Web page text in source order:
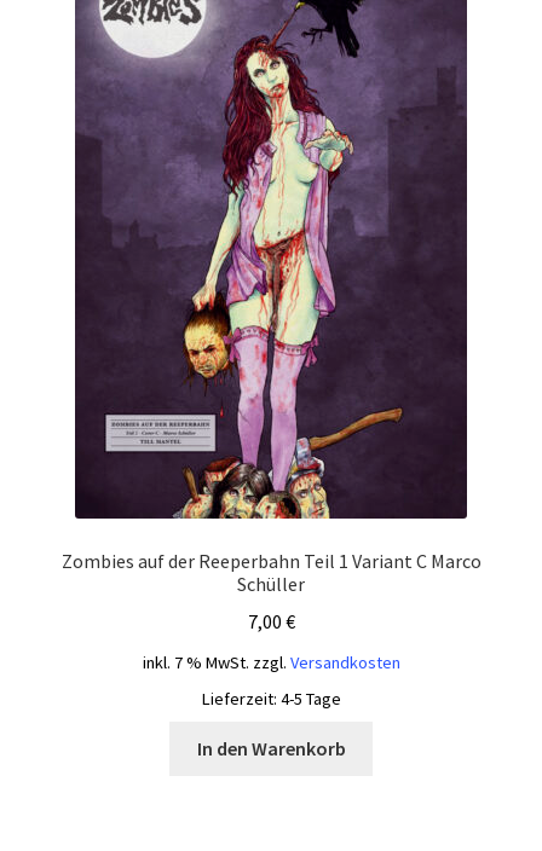
Zombies auf der Reeperbahn Teil 1 Variant C Marco
Schüller
7,00 €
inkl. 7 % MwSt. zzgl. Versandkosten
Lieferzeit: 4-5 Tage
In den Warenkorb